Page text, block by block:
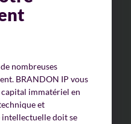
nombreuses
BRANDON IP vous
immatériel en
et
doit se